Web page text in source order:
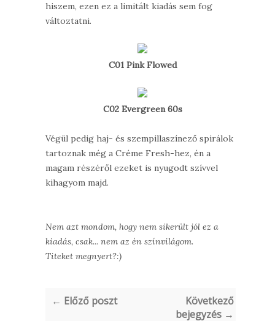
hiszem, ezen ez a limitált kiadás sem fog
változtatni.
C01 Pink Flowed
C02 Evergreen 60s
Végül pedig haj- és szempillaszínező spirálok
tartoznak még a Créme Fresh-hez, én a
magam részéről ezeket is nyugodt szívvel
kihagyom majd.
Nem azt mondom, hogy nem sikerült jól ez a
kiadás, csak... nem az én színvilágom.
Titeket megnyert?:)
← Előző poszt
Következő
bejegyzés →